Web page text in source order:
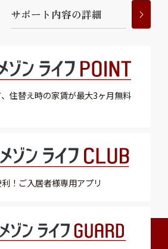
サポー ト 内容の詳細
住替え時の家賃が最大3ヶ月無料
！ ご入居者様専用アプリ